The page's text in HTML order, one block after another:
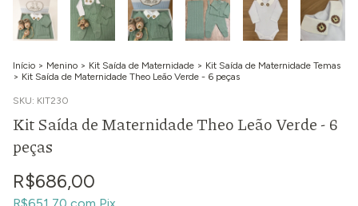
Início > Menino > Kit Saída de Maternidade > Kit Saída de Maternidade Temas
> Kit Saída de Maternidade Theo Leão Verde - 6 peças
SKU: KIT230
Kit Saída de Maternidade Theo Leão Verde - 6
peças
R$686,00